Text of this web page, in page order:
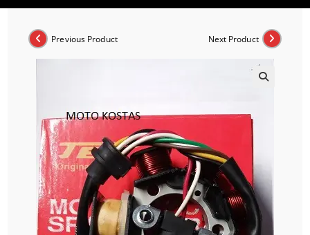
Previous Product Next Product